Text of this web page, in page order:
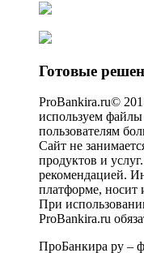
Готовые
ProBankira.ru©
используем
пользователям
Сайт не
продуктов и
рекомендацией.
платформе, носит
При
ProBankira.ru
ПроБанкира ру –